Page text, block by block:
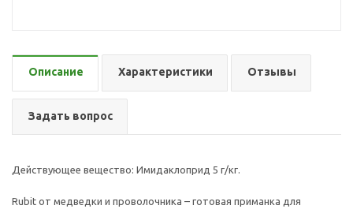
Описание Характеристики Отзывы
Задать вопрос
Действующее вещество: Имидаклоприд 5 г/кг.
Rubit от медведки и проволочника – готовая приманка для